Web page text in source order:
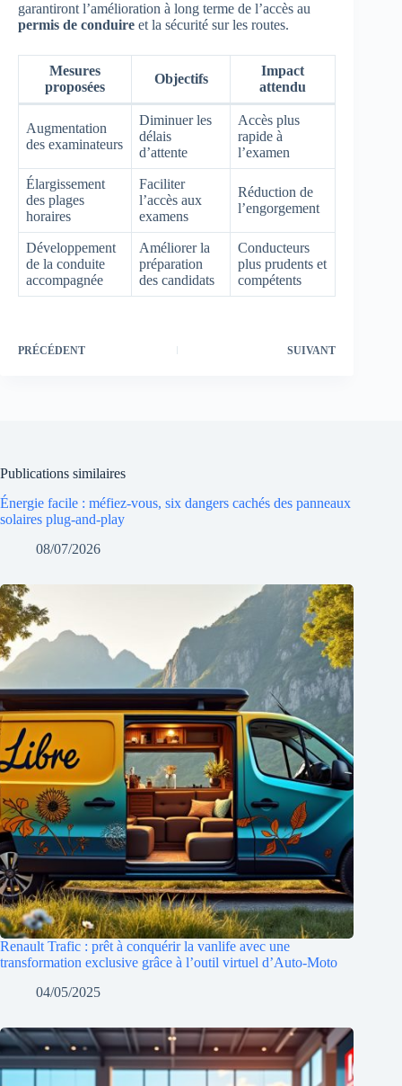
garantiront l’amélioration à long terme de l’accès au
permis de conduire et la sécurité sur les routes.
Mesures
proposées
Objectifs
Impact
attendu
Augmentation
des examinateurs
Diminuer les
délais
d’attente
Accès plus
rapide à
l’examen
Élargissement
des plages
horaires
Faciliter
l’accès aux
examens
Réduction de
l’engorgement
Développement
de la conduite
accompagnée
Améliorer la
préparation
des candidats
Conducteurs
plus prudents et
compétents
PRÉCÉDENT SUIVANT
Publications similaires
Énergie facile : méfiez-vous, six dangers cachés des panneaux
solaires plug-and-play
08/07/2026
Renault Trafic : prêt à conquérir la vanlife avec une
transformation exclusive grâce à l’outil virtuel d’Auto-Moto
04/05/2025